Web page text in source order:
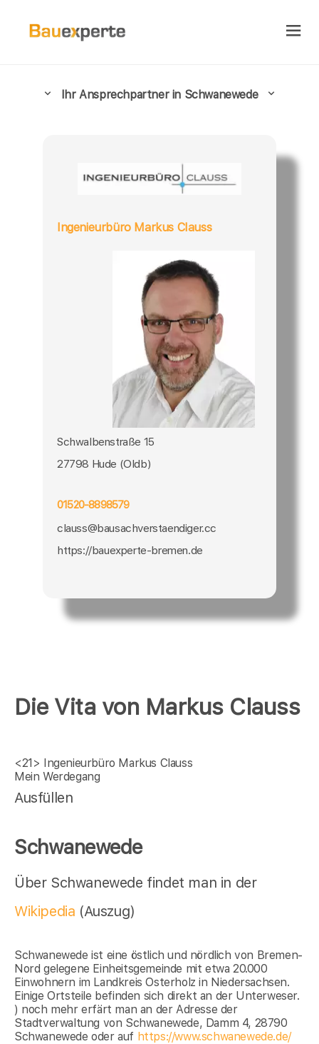
Die Vita von Markus Clauss
<21> Ingenieurbüro Markus Clauss
Mein Werdegang
Ausfüllen
Schwanewede
Über Schwanewede findet man in der
Wikipedia (Auszug)
Schwanewede ist eine östlich und nördlich von Bremen-
Nord gelegene Einheitsgemeinde mit etwa 20.000
Einwohnern im Landkreis Osterholz in Niedersachsen.
Einige Ortsteile befinden sich direkt an der Unterweser.
) noch mehr erfärt man an der Adresse der
Stadtverwaltung von Schwanewede, Damm 4, 28790
Schwanewede oder auf https://www.schwanewede.de/
Ihr Ansprechpartner in Schwanewede
Ingenieurbüro Markus Clauss
Schwalbenstraße 15
27798 Hude (Oldb)
01520-8898579
clauss@bausachverstaendiger.cc
https://bauexperte-bremen.de